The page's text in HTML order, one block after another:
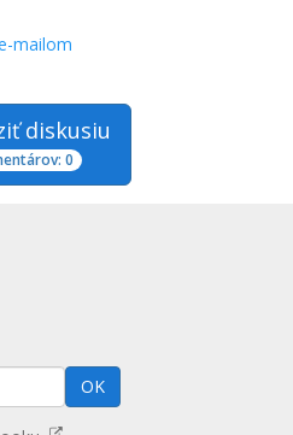
mailom
diskusiu
0
hodín zadarmo
Pošlite nám tip
OK